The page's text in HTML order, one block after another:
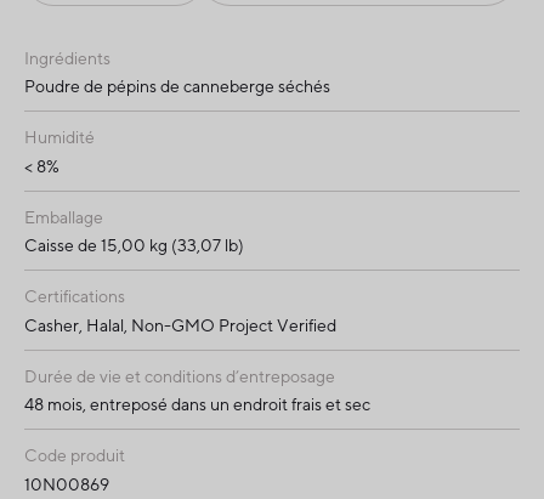
Ingrédients
Poudre de pépins de canneberge séchés
Humidité
< 8%
Emballage
Caisse de 15,00 kg (33,07 lb)
Certifications
Casher, Halal, Non-GMO Project Verified
Durée de vie et conditions d’entreposage
48 mois, entreposé dans un endroit frais et sec
Code produit
10N00869